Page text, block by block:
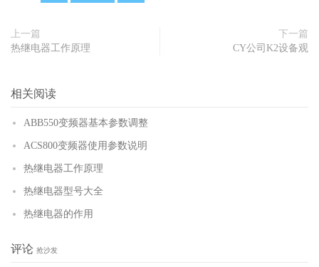
上一篇
热继电器工作原理
下一篇
CY公司K2设备观
相关阅读
ABB550变频器基本参数调整
ACS800变频器使用参数说明
热继电器工作原理
热继电器型号大全
热继电器的作用
评论 抢沙发